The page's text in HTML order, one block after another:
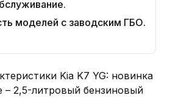
моделей с заводским ГБО.
Kia K7 YG: новинка
– 2,5-литровый бензиновый